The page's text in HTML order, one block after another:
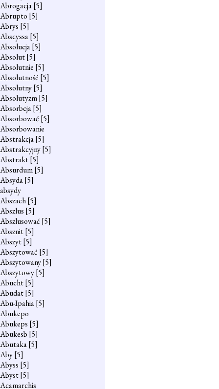
Abrogacja[5]
Abrupto [5]
Abrys [5]
Abscyssa[5]
Absolucja[5]
Absolut[5]
Absolutnie [5]
Absolutność [5]
Absolutny[5]
Absolutyzm[5]
Absorbcja[5]
Absorbować [5]
Absorbowanie
Abstrakcja[5]
Abstrakcyjny[5]
Abstrakt[5]
Absurdum[5]
Absyda[5]
absydy
Abszach[5]
Abszlus [5]
Abszlusować [5]
Absznit[5]
Abszyt[5]
Abszytować [5]
Abszytowany[5]
Abszytowy[5]
Abucht[5]
Abudat[5]
Abu-Ipahia[5]
Abukepo
Abukeps [5]
Abukesb [5]
Abutaka[5]
Aby[5]
Abyss [5]
Abyst[5]
Acamarchis